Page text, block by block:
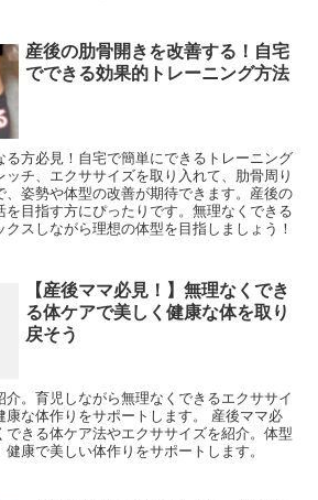
産後の肋骨開きを改善する！自宅
でできる効果的トレーニング方法
る方必見！自宅で簡単にできるトレーニング
ッチ、エクササイズを取り入れて、肋骨周り
、姿勢や体型の改善が期待できます。産後の
を目指す方にぴったりです。無理なくできる
スしながら理想の体型を目指しましょう！
【産後ママ必見！】無理なくでき
る体ケアで美しく健康な体を取り
戻そう
介。育児しながら無理なくできるエクササイ
康な体作りをサポートします。 産後ママ必
できる体ケア法やエクササイズを紹介。体型
康で美しい体作りをサポートします。